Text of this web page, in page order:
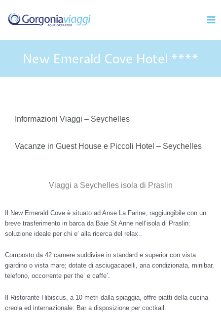
contenuto
New Emerald Cove Hotel ****
Informazioni Viaggi – Seychelles
Vacanze in Guest House e Piccoli Hotel – Seychelles
Viaggi a Seychelles isola di Praslin
Il New Emerald Cove è situato ad Anse La Farine, raggiungibile con un
breve trasferimento in barca da Baie St Anne nell’isola di Praslin:
soluzione ideale per chi e’ alla ricerca del relax..
Composto da 42 camere suddivise in standard e superior con vista
giardino o vista mare; dotate di asciugacapelli, aria condizionata, minibar,
telefono, occorrente per the’ e caffe’.
Il Ristorante Hibiscus, a 10 metri dalla spiaggia, offre piatti della cucina
creola ed internazionale. Bar a disposizione per coctkail.